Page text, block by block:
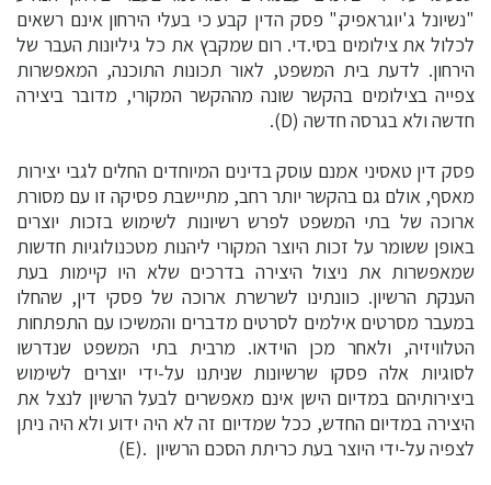
"נשיונל ג'יוגראפיק." פסק הדין קבע כי בעלי הירחון אינם רשאים
לכלול את צילומים בסי.די. רום שמקבץ את כל גיליונות העבר של
הירחון. לדעת בית המשפט, לאור תכונות התוכנה, המאפשרות
צפייה בצילומים בהקשר שונה מההקשר המקורי, מדובר ביצירה
חדשה ולא בגרסה חדשה (D).
פסק דין טאסיני אמנם עוסק בדינים המיוחדים החלים לגבי יצירות
מאסף, אולם גם בהקשר יותר רחב, מתיישבת פסיקה זו עם מסורת
ארוכה של בתי המשפט לפרש רשיונות לשימוש בזכות יוצרים
באופן ששומר על זכות היוצר המקורי ליהנות מטכנולוגיות חדשות
שמאפשרות את ניצול היצירה בדרכים שלא היו קיימות בעת
הענקת הרשיון. כוונתינו לשרשרת ארוכה של פסקי דין, שהחלו
במעבר מסרטים אילמים לסרטים מדברים והמשיכו עם התפתחות
הטלוויזיה, ולאחר מכן הוידאו. מרבית בתי המשפט שנדרשו
לסוגיות אלה פסקו שרשיונות שניתנו על-ידי יוצרים לשימוש
ביצירותיהם במדיום הישן אינם מאפשרים לבעל הרשיון לנצל את
היצירה במדיום החדש, ככל שמדיום זה לא היה ידוע ולא היה ניתן
לצפיה על-ידי היוצר בעת כריתת הסכם הרשיון .(E)